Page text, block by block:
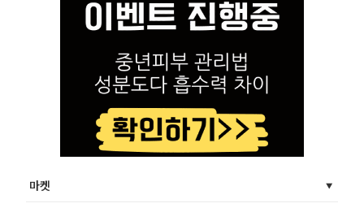
마켓